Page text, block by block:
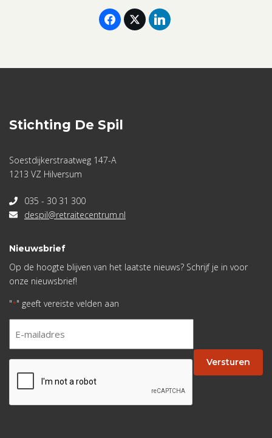
Stichting De Spil
Soestdijkerstraatweg 147-A
1213 VZ Hilversum
035 - 30 31 300
despil@retraitecentrum.nl
Nieuwsbrief
Op de hoogte blijven van het laatste nieuws? Schrijf je in voor
onze nieuwsbrief!
"*" geeft vereiste velden aan
* Versturen